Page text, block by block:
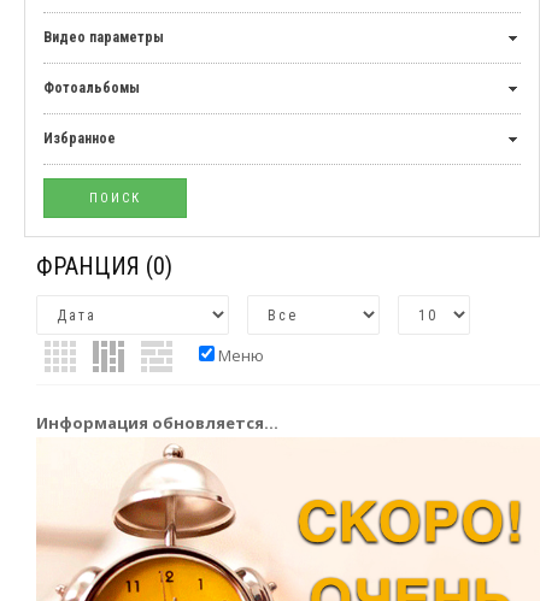
Видео параметры
Фотоальбомы
Избранное
ФРАНЦИЯ (0)
Меню
Информация обновляется...